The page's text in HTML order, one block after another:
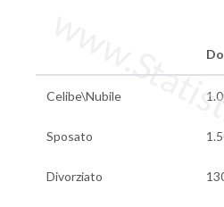
Celibe\Nubile
Sposato
Divorziato